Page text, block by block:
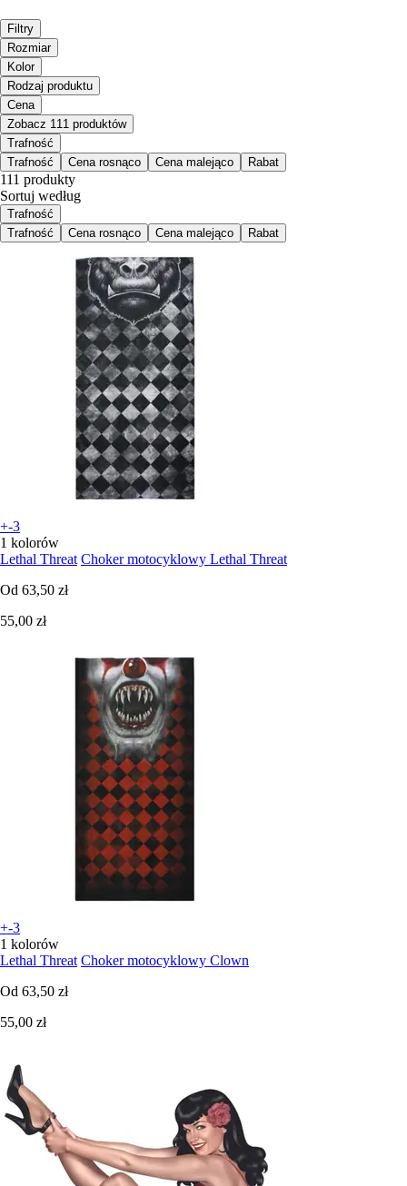
Filtry
Rozmiar
Kolor
Rodzaj produktu
Cena
Zobacz 111 produktów
Trafność
Trafność
Cena rosnąco Cena malejąco Rabat
111 produkty
Sortuj według
Trafność
Trafność
Cena rosnąco Cena malejąco Rabat
+-3
1 kolorów
Lethal Threat Choker motocyklowy Lethal Threat
Od 63,50 zł
55,00 zł
+-3
1 kolorów
Lethal Threat Choker motocyklowy Clown
Od 63,50 zł
55,00 zł